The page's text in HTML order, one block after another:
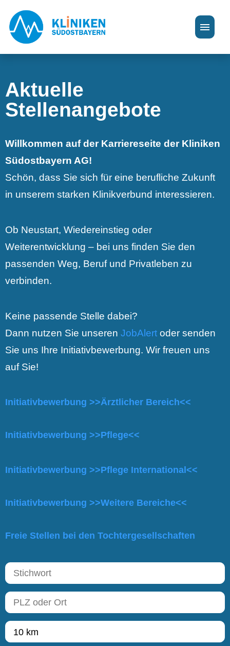
Stellenangebote
Ausbildung & Praktikum
Bewerbungstipps & FAQ
Aktuelle
Stellenangebote
Willkommen auf der Karriereseite der Kliniken
Südostbayern AG!
Schön, dass Sie sich für eine berufliche Zukunft
in unserem starken Klinikverbund interessieren.
Ob Neustart, Wiedereinstieg oder
Weiterentwicklung – bei uns finden Sie den
passenden Weg, Beruf und Privatleben zu
verbinden.
Keine passende Stelle dabei?
Dann nutzen Sie unseren JobAlert oder senden
Sie uns Ihre Initiativbewerbung. Wir freuen uns
auf Sie!
Initiativbewerbung >>Ärztlicher Bereich<<
Initiativbewerbung >>Pflege<<
Initiativbewerbung >>Pflege International<<
Initiativbewerbung >>Weitere Bereiche<<
Freie Stellen bei den Tochtergesellschaften
10 km